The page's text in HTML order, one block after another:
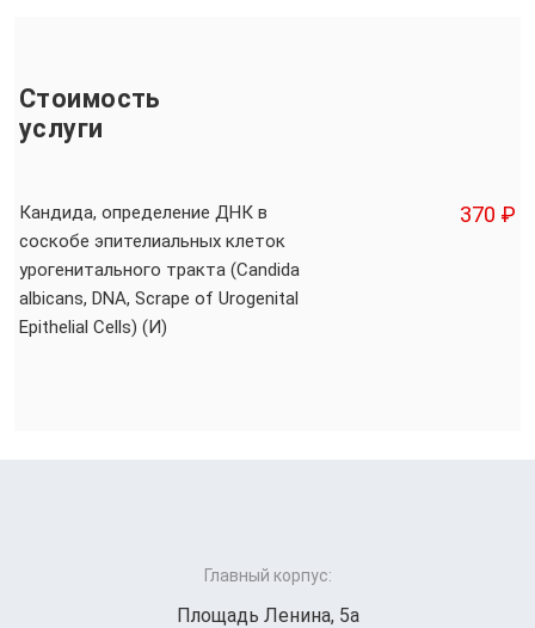
Стоимость
услуги
Кандида, определение ДНК в
соскобе эпителиальных клеток
урогенитального тракта (Candida
albicans, DNA, Scrape of Urogenital
Epithelial Cells) (И)
370 ₽
Главный корпус:
Площадь Ленина, 5а